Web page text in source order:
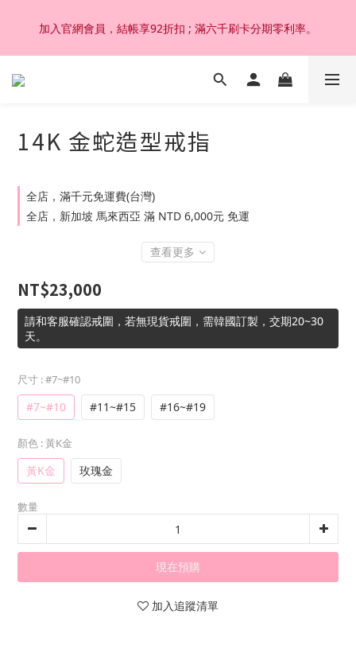
加入官網會員，結帳享92折扣 ; 滿六千刷卡分期零利率。
加入官網會員，結帳享92折扣 ; 滿六千刷卡分期零利率。
韓國設計製作。純14K 18K金，非鍍金非注金；洗澡，運動(汗
加入官網會員，結帳享92折扣 ; 滿六千刷卡分期零利率。
14K 金蛇造型戒指
全店，滿千元免運費(台灣)
全店，新加坡 馬來西亞 滿 NTD 6,000元 免運
查看更多
NT$23,000
請和客服確認戒圍，若無現貨戒圍，需韓國訂製，交期20~30
天。
尺寸 : #7~#10
#7~#10 #11~#15 #16~#19
顏色 : 黃K金
黃K金 玫瑰金
數量
現在預購
加入追蹤清單